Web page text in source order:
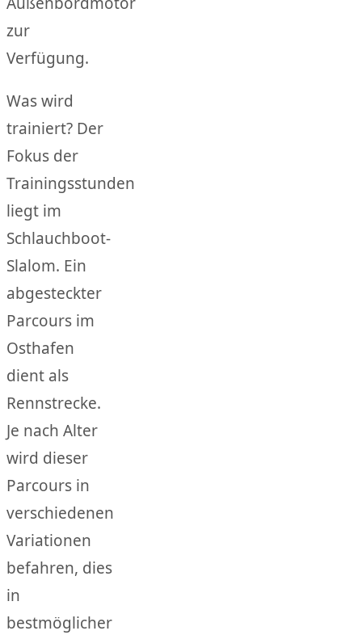
zur
Verfügung.
Was wird
trainiert? Der
Fokus der
Trainingsstunden
liegt im
Schlauchboot-
Slalom. Ein
abgesteckter
Parcours im
Osthafen
dient als
Rennstrecke.
Je nach Alter
wird dieser
Parcours in
verschiedenen
Variationen
befahren, dies
in
bestmöglicher